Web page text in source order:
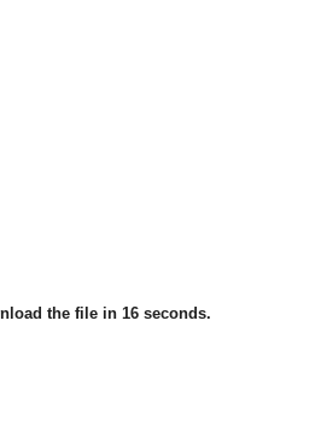
the file in 15 seconds.